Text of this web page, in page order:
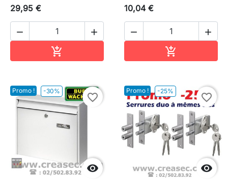
29,95 €
 

10,04 €
 

Promo ! -30%

favorite_border
Promo ! -25%

favorite_border